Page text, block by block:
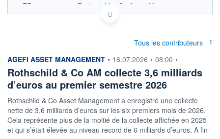
FR0010275594 - Rothschild & Co Asset Management
OPCVM DERNIER COURS CONNU AU 31/08/2022
Actions France Grandes
Cap.
FONDS PARTENAIRES
TARIFS PRIVILÉGIÉS 0%
ÉLIGIBILITÉ
PEA PEA-PME BOURSOVIE LUX
BOURSOVIE
CTO BUSINESS
Non éligible Boursobank
Tous les contributeurs
information fournie par
AGEFI ASSET MANAGEMENT • 16.07.2026 • 08:00 •
Rothschild & Co AM collecte 3,6 milliards
d’euros au premier semestre 2026
Rothschild & Co Asset Management a enregistré une collecte
nette de 3,6 milliards d’euros sur les six premiers mois de 2026.
Cela représente plus de la moitié de la collecte affichée en 2025
et qui s’était élevée au niveau record de 6 milliards d’euros. A fin